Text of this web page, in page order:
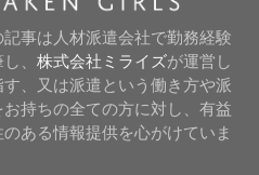
記事は人材派遣会社で勤務経験
、 株式会社ミライズが運営し
、又は派遣という働き方や派
持ちの全ての方に対し、有益
ある情報提供を心がけていま